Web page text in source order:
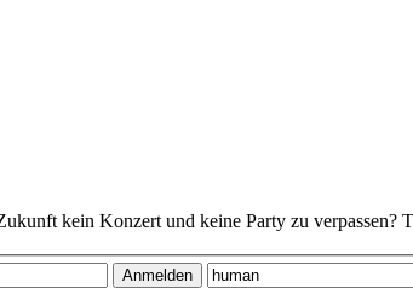
kein Konzert und keine Party zu
Anmelden